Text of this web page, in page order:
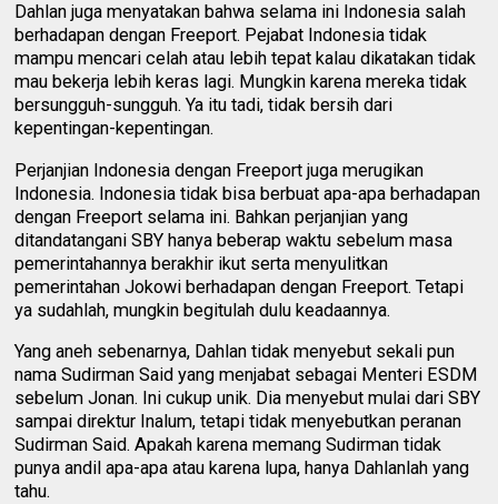
Dahlan juga menyatakan bahwa selama ini Indonesia salah
berhadapan dengan Freeport. Pejabat Indonesia tidak
mampu mencari celah atau lebih tepat kalau dikatakan tidak
mau bekerja lebih keras lagi. Mungkin karena mereka tidak
bersungguh-sungguh. Ya itu tadi, tidak bersih dari
kepentingan-kepentingan.
Perjanjian Indonesia dengan Freeport juga merugikan
Indonesia. Indonesia tidak bisa berbuat apa-apa berhadapan
dengan Freeport selama ini. Bahkan perjanjian yang
ditandatangani SBY hanya beberap waktu sebelum masa
pemerintahannya berakhir ikut serta menyulitkan
pemerintahan Jokowi berhadapan dengan Freeport. Tetapi
ya sudahlah, mungkin begitulah dulu keadaannya.
Yang aneh sebenarnya, Dahlan tidak menyebut sekali pun
nama Sudirman Said yang menjabat sebagai Menteri ESDM
sebelum Jonan. Ini cukup unik. Dia menyebut mulai dari SBY
sampai direktur Inalum, tetapi tidak menyebutkan peranan
Sudirman Said. Apakah karena memang Sudirman tidak
punya andil apa-apa atau karena lupa, hanya Dahlanlah yang
tahu.